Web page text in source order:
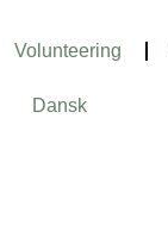
Volunteering
Dansk